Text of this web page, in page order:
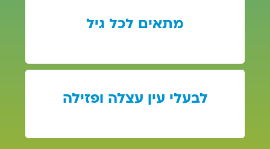
מתאים לכל גיל
לבעלי עין עצלה ופזילה